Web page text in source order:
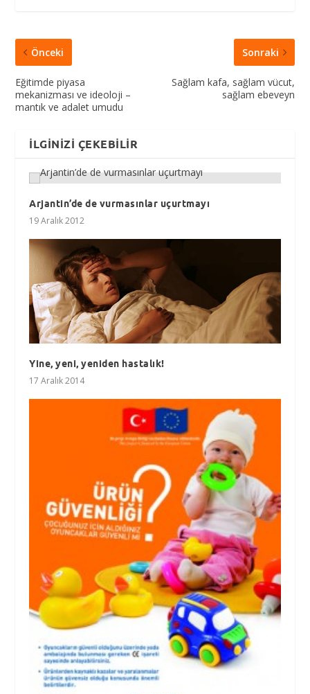
Önceki
Eğitimde piyasa
mekanizması ve ideoloji –
mantık ve adalet umudu
Sonraki
Sağlam kafa, sağlam vücut,
sağlam ebeveyn
İLGINIZI ÇEKEBILIR
Arjantin’de de vurmasınlar uçurtmayı
19 Aralık 2012
Yine, yeni, yeniden hastalık!
17 Aralık 2014